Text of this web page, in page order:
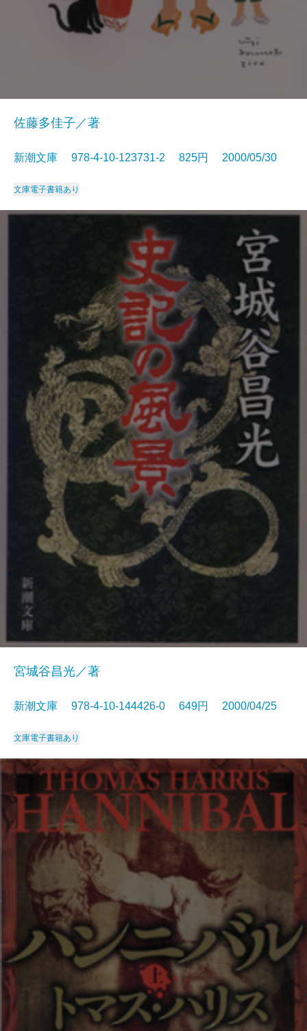
佐藤多佳子／著
新潮文庫 978-4-10-123731-2 825円 2000/05/30
文庫電子書籍あり
宮城谷昌光／著
新潮文庫 978-4-10-144426-0 649円 2000/04/25
文庫電子書籍あり